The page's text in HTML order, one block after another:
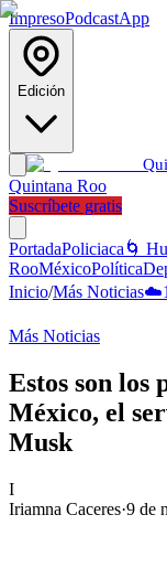
ImpresoPodcastApp
Edición
Quintana Roo
Suscríbete gratis
PortadaPoliciaca 🌀
RooMéxicoPolítica
Inicio/Más Noticias☁️
Más Noticias
Estos son los
México, el
Musk
I
Iriamna Caceres·9 de